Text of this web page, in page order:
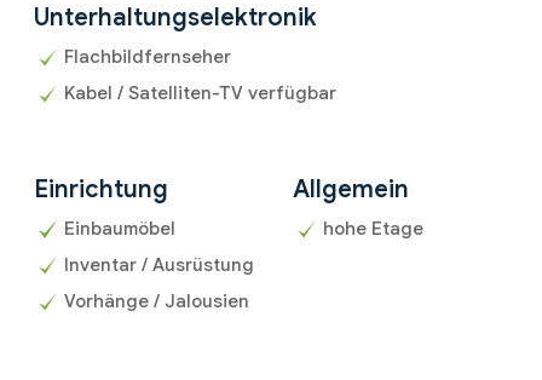
Unterhaltungselektronik
Flachbildfernseher
Kabel / Satelliten-TV verfügbar
Einrichtung
Einbaumöbel
Inventar / Ausrüstung
Vorhänge / Jalousien
Allgemein
hohe Etage